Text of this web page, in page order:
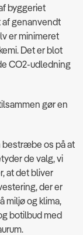
byggeriet
genanvendt
er minimeret
Det er blot
CO2-udledning
gør en
bestræbe os på at
de valg, vi
at det bliver
der er
miljø og klima,
botilbud med